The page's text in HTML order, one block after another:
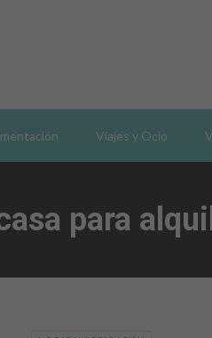
Viajes y Ocio
para